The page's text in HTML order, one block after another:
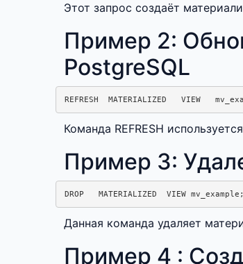
Этот запрос создаёт
Пример 2:
PostgreSQL
Команда REFRESH
Пример 3:
Данная команда удаляет
Пример 4 :